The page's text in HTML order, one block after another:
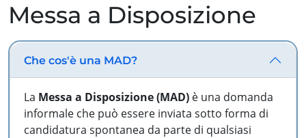
Messa a Disposizione
Che cos'è una MAD?
La Messa a Disposizione (MAD) è una domanda
informale che può essere inviata sotto forma di
candidatura spontanea da parte di qualsiasi